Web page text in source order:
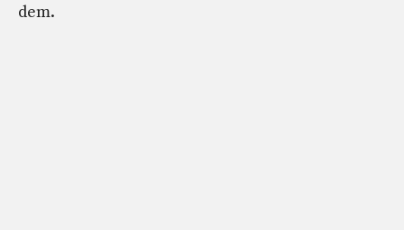
dem.